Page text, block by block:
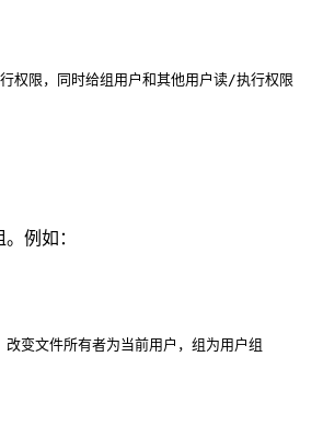
，同时给组用户和其他用户读/执行权限
例如：
所有者为当前用户，组为用户组